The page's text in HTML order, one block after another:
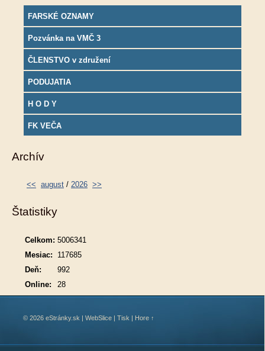
FARSKÉ OZNAMY
Pozvánka na VMČ 3
ČLENSTVO v združení
PODUJATIA
H O D Y
FK VEČA
Archív
<< august / 2026 >>
Štatistiky
Online: 28
Celkom: 5006341
Mesiac:
117685
Deň:
992
© 2026 eStránky.sk | WebSlice | Tisk | Hore ↑